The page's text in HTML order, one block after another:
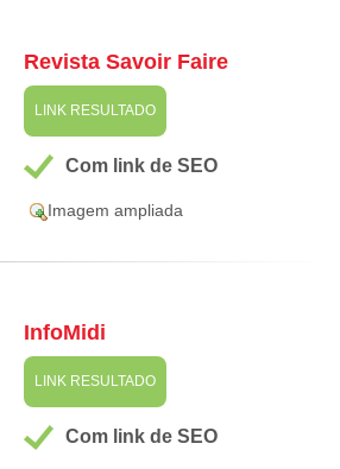
Revista Savoir Faire
LINK RESULTADO
Com link de SEO
Imagem ampliada
InfoMidi
LINK RESULTADO
Com link de SEO